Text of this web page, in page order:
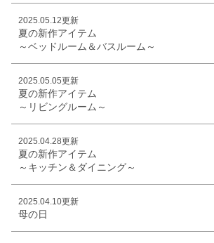
2025.05.12更新
夏の新作アイテム
～ベッドルーム＆バスルーム～
2025.05.05更新
夏の新作アイテム
～リビングルーム～
2025.04.28更新
夏の新作アイテム
～キッチン＆ダイニング～
2025.04.10更新
母の日